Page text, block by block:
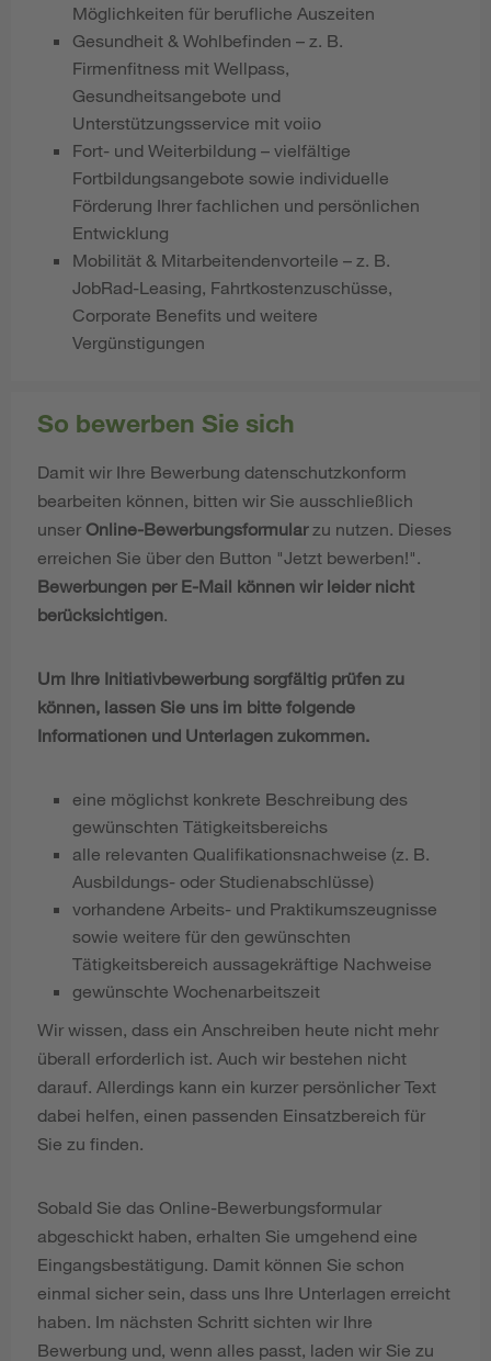
Möglichkeiten für berufliche Auszeiten
Gesundheit & Wohlbefinden – z. B.
Firmenfitness mit Wellpass,
Gesundheitsangebote und
Unterstützungsservice mit voiio
Fort- und Weiterbildung – vielfältige
Fortbildungsangebote sowie individuelle
Förderung Ihrer fachlichen und persönlichen
Entwicklung
Mobilität & Mitarbeitendenvorteile – z. B.
JobRad-Leasing, Fahrtkostenzuschüsse,
Corporate Benefits und weitere
Vergünstigungen
So bewerben Sie sich
Damit wir Ihre Bewerbung datenschutzkonform
bearbeiten können, bitten wir Sie ausschließlich
unser Online-Bewerbungsformularzu nutzen. Dieses
erreichen Sie über den Button "Jetzt bewerben!".
Bewerbungen per E-Mail können wir leider nicht
berücksichtigen.
Um Ihre Initiativbewerbung sorgfältig prüfen zu
können, lassen Sie uns im bitte folgende
Informationen und Unterlagen zukommen.
eine möglichst konkrete Beschreibung des
gewünschten Tätigkeitsbereichs
alle relevanten Qualifikationsnachweise (z. B.
Ausbildungs- oder Studienabschlüsse)
vorhandene Arbeits- und Praktikumszeugnisse
sowie weitere für den gewünschten
Tätigkeitsbereich aussagekräftige Nachweise
gewünschte Wochenarbeitszeit
Wir wissen, dass ein Anschreiben heute nicht mehr
überall erforderlich ist. Auch wir bestehen nicht
darauf. Allerdings kann ein kurzer persönlicher Text
dabei helfen, einen passenden Einsatzbereich für
Sie zu finden.
Sobald Sie das Online-Bewerbungsformular
abgeschickt haben, erhalten Sie umgehend eine
Eingangsbestätigung. Damit können Sie schon
einmal sicher sein, dass uns Ihre Unterlagen erreicht
haben. Im nächsten Schritt sichten wir Ihre
Bewerbung und, wenn alles passt, laden wir Sie zu